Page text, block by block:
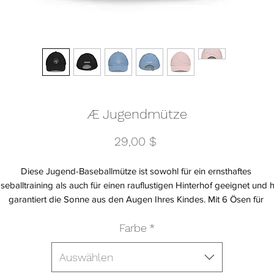
Æ Jugendmütze
29,00 $
Diese Jugend-Baseballmütze ist sowohl für ein ernsthaftes
als auch für einen rauflustigen Hinterhof geeignet und
garantiert die Sonne aus den Augen Ihres Kindes. Mit 6 Ösen für
großartige Passform, Komfort und ein stilvolles Design.
• 100 % biogewaschener Chino-Baumwoll-Twill
• Einbaugröße: 6 ½″–7 ¼″
• Unstrukturiert, 6-Panel, flaches Profil
Farbe *
Auswählen